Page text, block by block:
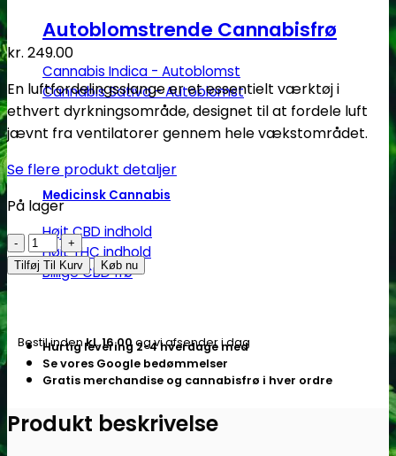
Autoblomstrende Cannabisfrø
Cannabis Indica - Autoblomst
Cannabis Sativa - Autoblomst
Medicinsk Cannabis
Højt CBD indhold
Højt THC indhold
Billige CBD frø
kr. 249.00
En luftfordelingsslange er et essentielt værktøj i
ethvert dyrkningsområde, designet til at fordele luft
jævnt fra ventilatorer gennem hele vækstområdet.
Se flere produkt detaljer
På lager
Luftfordelingsslange
315mm
Tilføj Til Kurv Køb nu
Bestil indenkl. 16.00og vi afsender i dag
Hurtig levering 2-4 hverdage med
Se vores Google bedømmelser
Gratis merchandise og cannabisfrø i hver ordre
Produkt beskrivelse